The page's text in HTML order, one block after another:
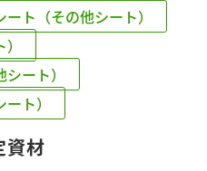
ート（その他シート）
ート）
ト）
資材